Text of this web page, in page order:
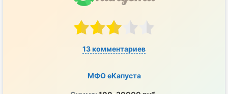
13 комментариев
МФО еКапуста